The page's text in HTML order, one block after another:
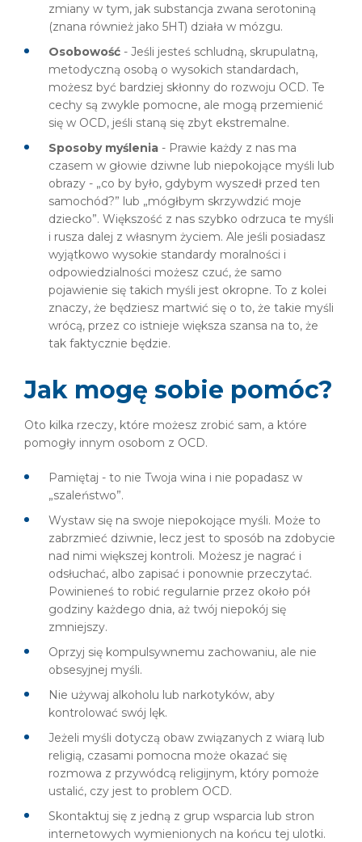
zmiany w tym, jak substancja zwana serotoniną
(znana również jako 5HT) działa w mózgu.
Osobowość - Jeśli jesteś schludną, skrupulatną,
metodyczną osobą o wysokich standardach,
możesz być bardziej skłonny do rozwoju OCD. Te
cechy są zwykle pomocne, ale mogą przemienić
się w OCD, jeśli staną się zbyt ekstremalne.
Sposoby myślenia - Prawie każdy z nas ma
czasem w głowie dziwne lub niepokojące myśli lub
obrazy - „co by było, gdybym wyszedł przed ten
samochód?” lub „mógłbym skrzywdzić moje
dziecko”. Większość z nas szybko odrzuca te myśli
i rusza dalej z własnym życiem. Ale jeśli posiadasz
wyjątkowo wysokie standardy moralności i
odpowiedzialności możesz czuć, że samo
pojawienie się takich myśli jest okropne. To z kolei
znaczy, że będziesz martwić się o to, że takie myśli
wrócą, przez co istnieje większa szansa na to, że
tak faktycznie będzie.
Jak mogę sobie pomóc?
Oto kilka rzeczy, które możesz zrobić sam, a które
pomogły innym osobom z OCD.
Pamiętaj - to nie Twoja wina i nie popadasz w
„szaleństwo”.
Wystaw się na swoje niepokojące myśli. Może to
zabrzmieć dziwnie, lecz jest to sposób na zdobycie
nad nimi większej kontroli. Możesz je nagrać i
odsłuchać, albo zapisać i ponownie przeczytać.
Powinieneś to robić regularnie przez około pół
godziny każdego dnia, aż twój niepokój się
zmniejszy.
Oprzyj się kompulsywnemu zachowaniu, ale nie
obsesyjnej myśli.
Nie używaj alkoholu lub narkotyków, aby
kontrolować swój lęk.
Jeżeli myśli dotyczą obaw związanych z wiarą lub
religią, czasami pomocna może okazać się
rozmowa z przywódcą religijnym, który pomoże
ustalić, czy jest to problem OCD.
Skontaktuj się z jedną z grup wsparcia lub stron
internetowych wymienionych na końcu tej ulotki.